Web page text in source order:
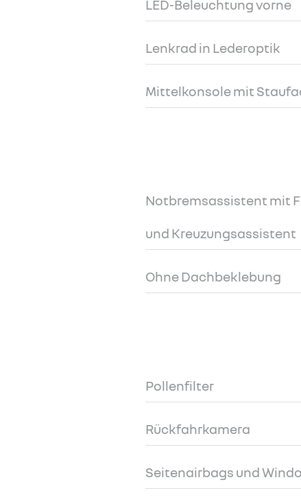
LED-Beleuchtung vorne
Lenkrad in Lederoptik
Mittelkonsole mit
Notbremsassistent mit
und Kreuzungsassistent
Ohne Dachbeklebung
Pollenfilter
Rückfahrkamera
Seitenairbags und